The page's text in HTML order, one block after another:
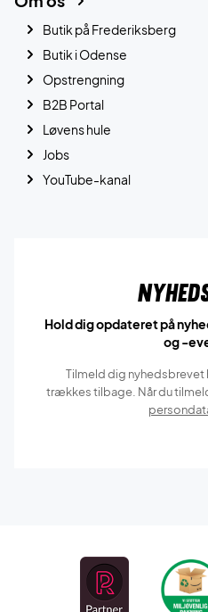
Butik på Frederiksberg
Butik i Odense
Opstrengning
B2B Portal
Løvens hule
Jobs
YouTube-kanal
Hold dig opdateret på
og -
Tilmeld dig nyhedsbrevet
trækkes tilbage. Når du